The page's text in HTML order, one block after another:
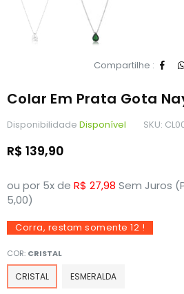
Compartilhe :
Colar Em Prata Gota
Disponibilidade Disponível SKU:
Preço
R$ 139,90
ou por 5x de R$ 27,98 Sem Juros
5,00)
Corra, restam somente 12 !
COR: CRISTAL
CRISTAL ESMERALDA